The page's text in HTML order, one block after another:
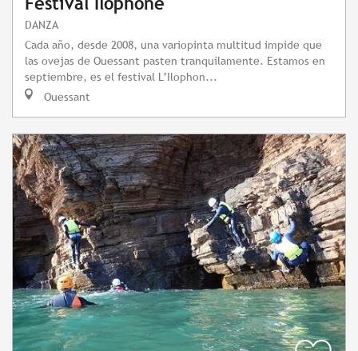
DANZA
Cada año, desde 2008, una variopinta multitud impide que
las ovejas de Ouessant pasten tranquilamente. Estamos en
septiembre, es el festival L’Ilophon...
Ouessant